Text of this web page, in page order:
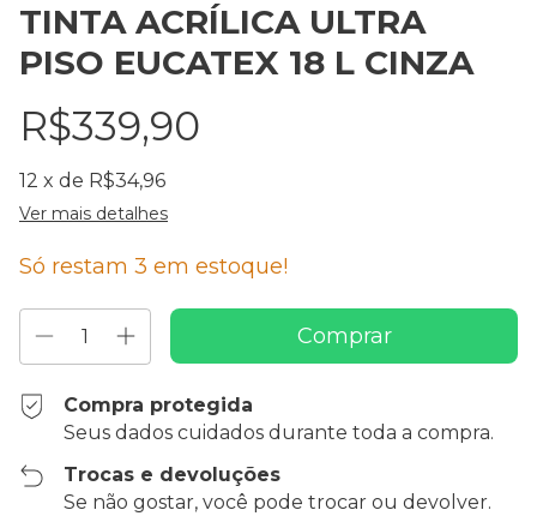
TINTA ACRÍLICA ULTRA
PISO EUCATEX 18 L CINZA
R$339,90
12 x de R$34,96
Ver mais detalhes
Só restam 3 em estoque!
Compra protegida
Seus dados cuidados durante toda a compra.
Trocas e devoluções
Se não gostar, você pode trocar ou devolver.